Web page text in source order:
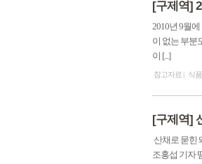
[구제역]
2010년 9월
이 없는 부분
이 [...]
참고자료 식
[구제역]
산채로 묻힌
조홍섭 기자